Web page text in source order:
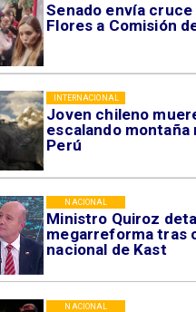
Senado envía cruce
Flores a Comisión
Joven chileno
escalando montaña
Perú
INTERNACIONAL
Ministro Quiroz
megarreforma tras
nacional de Kast
NACIONAL
NACIONAL